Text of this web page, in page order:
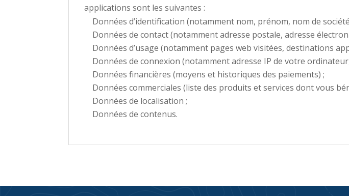
applications sont les suivantes :
Données d’identification (notamment nom, prénom, nom de
Données de contact (notamment adresse postale, adresse
Données d’usage (notamment pages web visitées, destinations
Données de connexion (notamment adresse IP de votre
Données financières (moyens et historiques des paiements) ;
Données commerciales (liste des produits et services dont vous
Données de localisation ;
Données de contenus.